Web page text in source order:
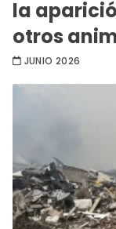
la
otros
JUNIO 2026